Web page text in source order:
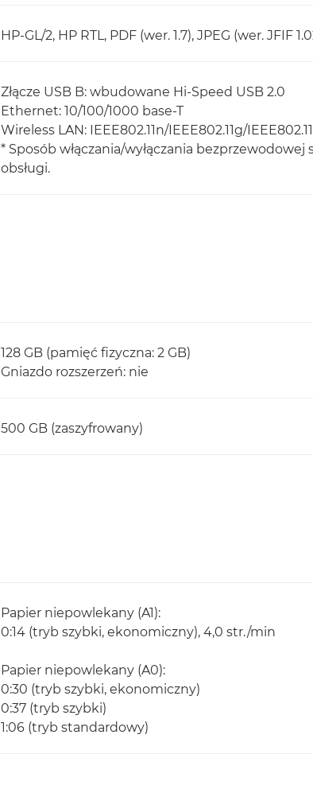
HP-GL/2, HP RTL, PDF (wer. 1.7), JPEG (wer. JFIF
Złącze USB B: wbudowane Hi-Speed USB 2.0
Ethernet: 10/100/1000 base-T
Wireless LAN: IEEE802.11n/IEEE802.11g/
* Sposób włączania/wyłączania
obsługi.
128 GB (pamięć fizyczna: 2 GB)
Gniazdo rozszerzeń: nie
500 GB (zaszyfrowany)
Papier niepowlekany (A1):
0:14 (tryb szybki, ekonomiczny), 4,0 str./min
Papier niepowlekany (A0):
0:30 (tryb szybki, ekonomiczny)
0:37 (tryb szybki)
1:06 (tryb standardowy)